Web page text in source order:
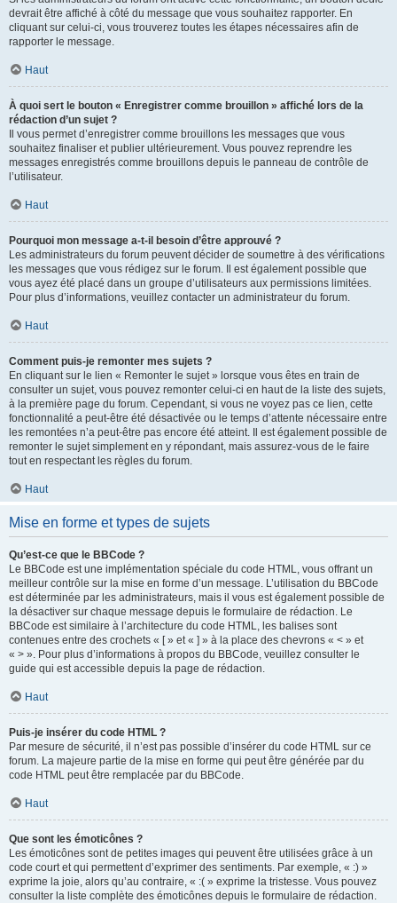
devrait être affiché à côté du message que vous souhaitez rapporter. En
cliquant sur celui-ci, vous trouverez toutes les étapes nécessaires afin de
rapporter le message.
Haut
À quoi sert le bouton « Enregistrer comme brouillon » affiché lors de la
rédaction d’un sujet ?
Il vous permet d’enregistrer comme brouillons les messages que vous
souhaitez finaliser et publier ultérieurement. Vous pouvez reprendre les
messages enregistrés comme brouillons depuis le panneau de contrôle de
l’utilisateur.
Haut
Pourquoi mon message a-t-il besoin d’être approuvé ?
Les administrateurs du forum peuvent décider de soumettre à des vérifications
les messages que vous rédigez sur le forum. Il est également possible que
vous ayez été placé dans un groupe d’utilisateurs aux permissions limitées.
Pour plus d’informations, veuillez contacter un administrateur du forum.
Haut
Comment puis-je remonter mes sujets ?
En cliquant sur le lien « Remonter le sujet » lorsque vous êtes en train de
consulter un sujet, vous pouvez remonter celui-ci en haut de la liste des sujets,
à la première page du forum. Cependant, si vous ne voyez pas ce lien, cette
fonctionnalité a peut-être été désactivée ou le temps d’attente nécessaire entre
les remontées n’a peut-être pas encore été atteint. Il est également possible de
remonter le sujet simplement en y répondant, mais assurez-vous de le faire
tout en respectant les règles du forum.
Haut
Mise en forme et types de sujets
Qu’est-ce que le BBCode ?
Le BBCode est une implémentation spéciale du code HTML, vous offrant un
meilleur contrôle sur la mise en forme d’un message. L’utilisation du BBCode
est déterminée par les administrateurs, mais il vous est également possible de
la désactiver sur chaque message depuis le formulaire de rédaction. Le
BBCode est similaire à l’architecture du code HTML, les balises sont
contenues entre des crochets « [ » et « ] » à la place des chevrons « < » et
« > ». Pour plus d’informations à propos du BBCode, veuillez consulter le
guide qui est accessible depuis la page de rédaction.
Haut
Puis-je insérer du code HTML ?
Par mesure de sécurité, il n’est pas possible d’insérer du code HTML sur ce
forum. La majeure partie de la mise en forme qui peut être générée par du
code HTML peut être remplacée par du BBCode.
Haut
Que sont les émoticônes ?
Les émoticônes sont de petites images qui peuvent être utilisées grâce à un
code court et qui permettent d’exprimer des sentiments. Par exemple, « :) »
exprime la joie, alors qu’au contraire, « :( » exprime la tristesse. Vous pouvez
consulter la liste complète des émoticônes depuis le formulaire de rédaction.